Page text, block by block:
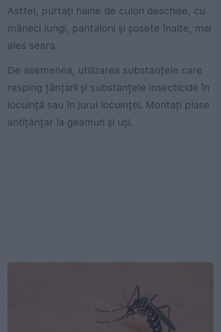
Astfel, purtați haine de culori deschise, cu
mâneci lungi, pantaloni și șosete înalte, mai
ales seara.
De asemenea, utilizarea substanțele care
resping țânțarii și substanțele insecticide în
locuință sau în jurul locuinței. Montați plase
antițânțar la geamuri și uși.